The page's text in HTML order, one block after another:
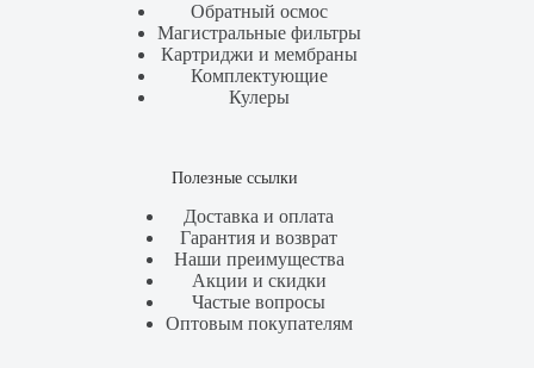
Обратный осмос
Магистральные фильтры
Картриджи и мембраны
Комплектующие
Кулеры
Полезные ссылки
Доставка и оплата
Гарантия и возврат
Наши преимущества
Акции и скидки
Частые вопросы
Оптовым покупателям